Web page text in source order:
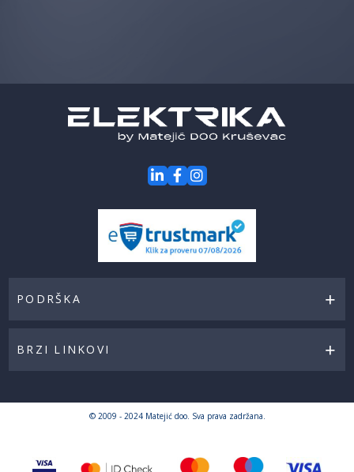
akcije
PODRŠKA
BRZI LINKOVI
© 2009 - 2024 Matejić doo. Sva prava zadržana.